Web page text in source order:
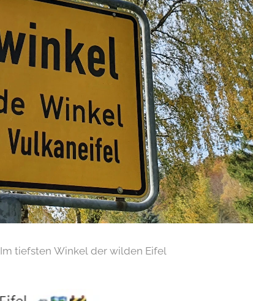
Im tiefsten Winkel der wilden Eifel